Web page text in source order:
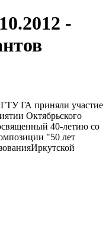
-
ГА приняли участие
Октябрьского
40-летию со
"50 лет